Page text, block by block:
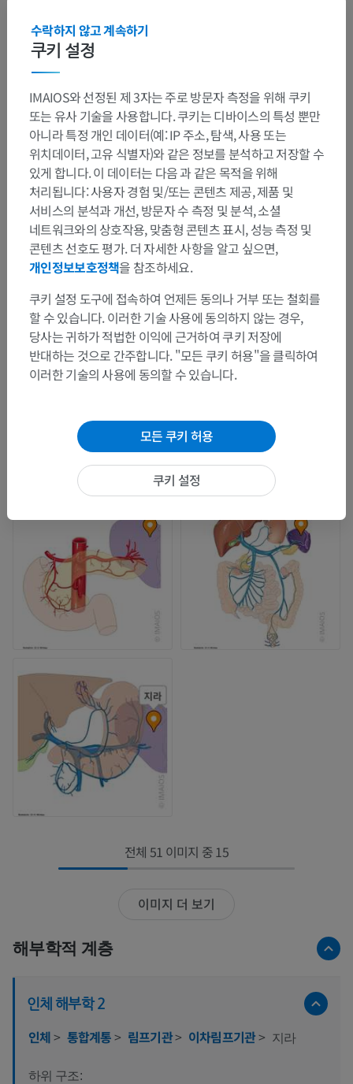
전체 51 이미지 중 15
이미지 더 보기
해부학적 계층
인체 해부학 2
인체> 통합계통> 림프기관> 이차림프기관> 지라
하위 구조:
쿠키 설정
수락하지 않고 계속하기
IMAIOS와 선정된 제 3자는 주로 방문자 측정을 위해 쿠키
또는 유사 기술을 사용합니다. 쿠키는 디바이스의 특성 뿐만
아니라 특정 개인 데이터(예: IP 주소, 탐색, 사용 또는
위치데이터, 고유 식별자)와 같은 정보를 분석하고 저장할 수
있게 합니다. 이 데이터는 다음 과 같은 목적을 위해
처리됩니다: 사용자 경험 및/또는 콘텐츠 제공, 제품 및
서비스의 분석과 개선, 방문자 수 측정 및 분석, 소셜
네트워크와의 상호작용, 맞춤형 콘텐츠 표시, 성능 측정 및
콘텐츠 선호도 평가. 더 자세한 사항을 알고 싶으면,
개인정보보호정책을 참조하세요.
쿠키 설정 도구에 접속하여 언제든 동의나 거부 또는 철회를
할 수 있습니다. 이러한 기술 사용에 동의하지 않는 경우,
당사는 귀하가 적법한 이익에 근거하여 쿠키 저장에
반대하는 것으로 간주합니다. "모든 쿠키 허용"을 클릭하여
이러한 기술의 사용에 동의할 수 있습니다.
모든 쿠키 허용
쿠키 설정